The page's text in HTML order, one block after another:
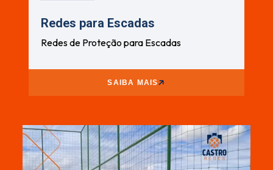
Redes para Escadas
Redes de Proteção para Escadas
SAIBA MAIS